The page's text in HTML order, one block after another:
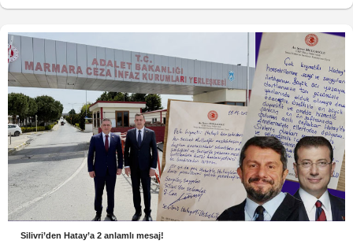
Silivri’den Hatay’a 2 anlamlı mesaj!